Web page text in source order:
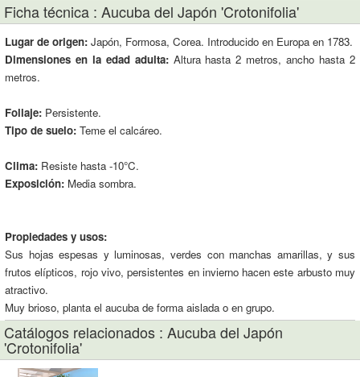
Ficha técnica : Aucuba del Japón 'Crotonifolia'
Lugar de origen: Japón, Formosa, Corea. Introducido en Europa en 1783.
Dimensiones en la edad adulta:Altura hasta 2 metros, ancho hasta 2
metros.
Follaje: Persistente.
Tipo de suelo: Teme el calcáreo.
Clima: Resiste hasta -10°C.
Exposición: Media sombra.
Propiedades y usos:
Sus hojas espesas y luminosas, verdes con manchas amarillas, y sus
frutos elípticos, rojo vivo, persistentes en invierno hacen este arbusto muy
atractivo.
Muy brioso, planta el aucuba de forma aislada o en grupo.
Catálogos relacionados : Aucuba del Japón
'Crotonifolia'